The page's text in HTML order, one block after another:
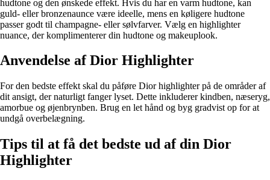
hudtone og den ønskede effekt. Hvis du har en varm hudtone, kan
guld- eller bronzenaunce være ideelle, mens en køligere hudtone
passer godt til champagne- eller sølvfarver. Vælg en highlighter
nuance, der komplimenterer din hudtone og makeuplook.
Anvendelse af Dior Highlighter
For den bedste effekt skal du påføre Dior highlighter på de områder af
dit ansigt, der naturligt fanger lyset. Dette inkluderer kindben, næseryg,
amorbue og øjenbrynben. Brug en let hånd og byg gradvist op for at
undgå overbelægning.
Tips til at få det bedste ud af din Dior
Highlighter